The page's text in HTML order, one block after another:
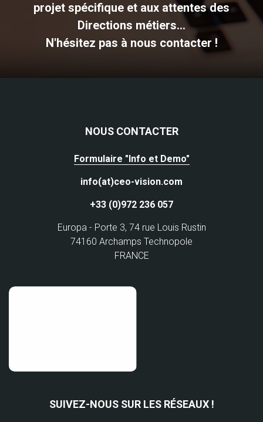
projet spécifique et aux attentes des
Directions métiers...
N'hésitez pas à nous contacter !
NOUS CONTACTER
Formulaire "Info et Demo"
info(at)ceo-vision.com
+33 (0)972 236 057
Europa - Porte 3, 74 rue Louis Rustin
74160 Archamps Technopole
FRANCE
SUIVEZ-NOUS SUR LES RÉSEAUX !